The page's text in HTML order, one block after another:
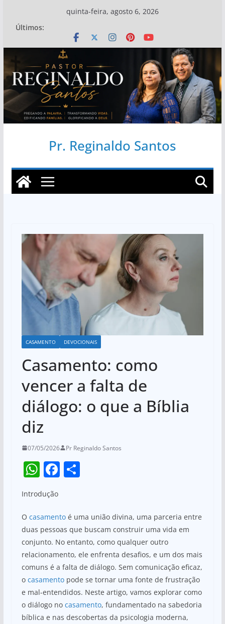
conteúdo
quinta-feira, agosto 6, 2026
Últimos:
Pr. Reginaldo Santos
CASAMENTO DEVOCIONAIS
Casamento: como
vencer a falta de
diálogo: o que a Bíblia
diz
07/05/2026 Pr Reginaldo Santos
W
h
at
s
A
p
p
F
e
b
o
o
k
S
e
Introdução
O casamentoé uma união divina, uma parceria entre
duas pessoas que buscam construir uma vida em
conjunto. No entanto, como qualquer outro
relacionamento, ele enfrenta desafios, e um dos mais
comuns é a falta de diálogo. Sem comunicação eficaz,
o casamentopode se tornar uma fonte de frustração
e mal-entendidos. Neste artigo, vamos explorar como
o diálogo no casamento, fundamentado na sabedoria
bíblica e nas descobertas da psicologia moderna,